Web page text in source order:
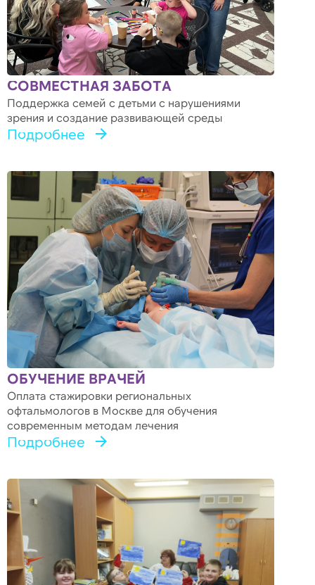
СОВМЕСТНАЯ ЗАБОТА
Поддержка семей с детьми с нарушениями
зрения и создание развивающей среды
Подробнее
ОБУЧЕНИЕ ВРАЧЕЙ
Оплата стажировки региональных
офтальмологов в Москве для обучения
современным методам лечения
Подробнее